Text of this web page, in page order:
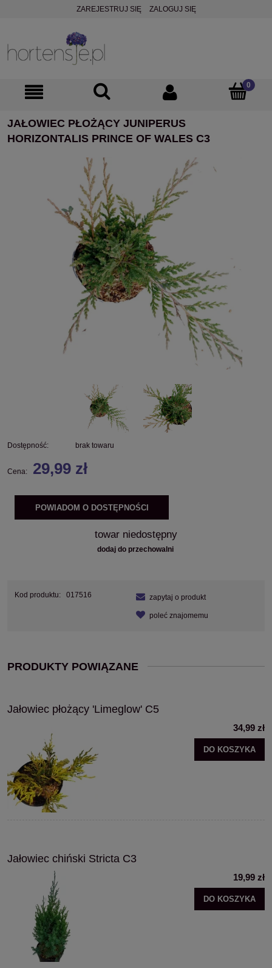
ZAREJESTRUJ SIĘ ZALOGUJ SIĘ
JAŁOWIEC PŁOŻĄCY JUNIPERUS
HORIZONTALIS PRINCE OF WALES C3
Dostępność: brak towaru
Cena: 29,99 zł
POWIADOM O DOSTĘPNOŚCI
towar niedostępny
dodaj do przechowalni
Kod produktu: 017516 zapytaj o produkt
poleć znajomemu
PRODUKTY POWIĄZANE
Jałowiec płożący 'Limeglow' C5
34,99 zł
DO KOSZYKA
Jałowiec chiński Stricta C3
19,99 zł
DO KOSZYKA